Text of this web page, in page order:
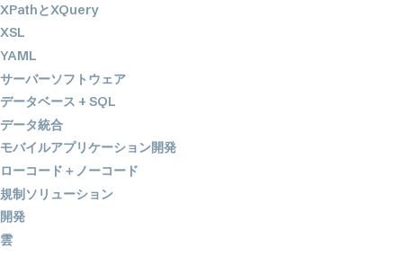
XPathとXQuery
XSL
YAML
サーバーソフトウェア
データベース + SQL
データ統合
モバイルアプリケーション開発
ローコード＋ノーコード
規制ソリューション
開発
雲